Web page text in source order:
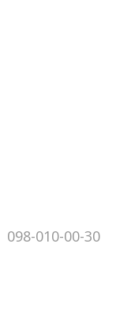
098-010-00-30